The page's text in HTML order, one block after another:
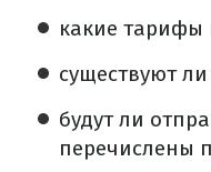
какие тарифы
существуют
будут ли
перечислены